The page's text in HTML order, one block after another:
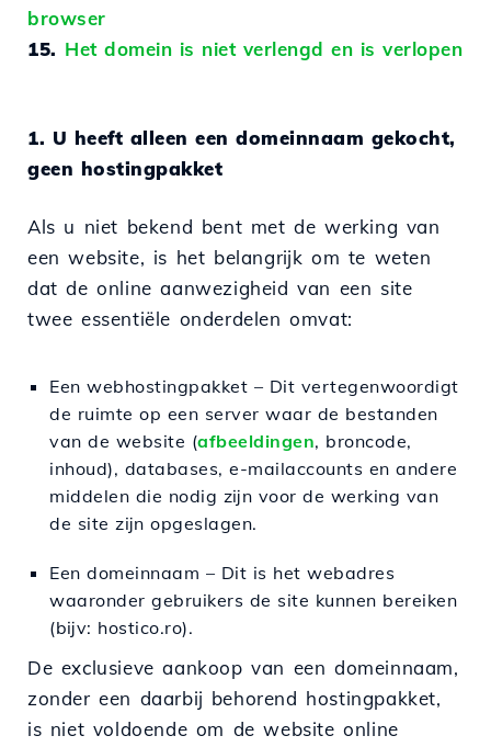
browser
15. Het domein is niet verlengd en is verlopen
1. U heeft alleen een domeinnaam gekocht,
geen hostingpakket
Als u niet bekend bent met de werking van
een website, is het belangrijk om te weten
dat de online aanwezigheid van een site
twee essentiële onderdelen omvat:
Een webhostingpakket – Dit vertegenwoordigt
de ruimte op een server waar de bestanden
van de website (afbeeldingen, broncode,
inhoud), databases, e-mailaccounts en andere
middelen die nodig zijn voor de werking van
de site zijn opgeslagen.
Een domeinnaam – Dit is het webadres
waaronder gebruikers de site kunnen bereiken
(bijv: hostico.ro).
De exclusieve aankoop van een domeinnaam,
zonder een daarbij behorend hostingpakket,
is niet voldoende om de website online